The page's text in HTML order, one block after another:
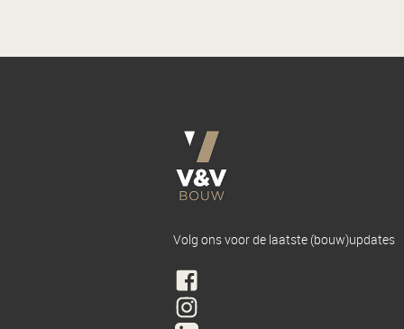
Volg ons voor de laatste (bouw)updates